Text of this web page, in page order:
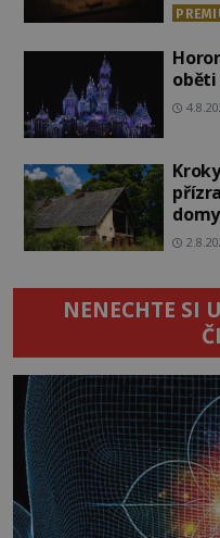
oběti
NENECHTE SI